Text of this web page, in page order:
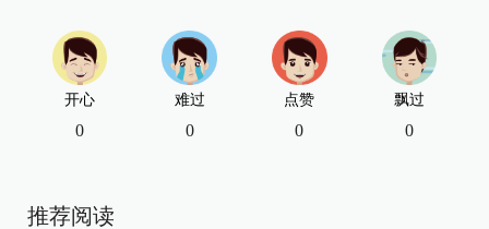
开心
0
难过
0
点赞
0
飘过
0
推荐阅读